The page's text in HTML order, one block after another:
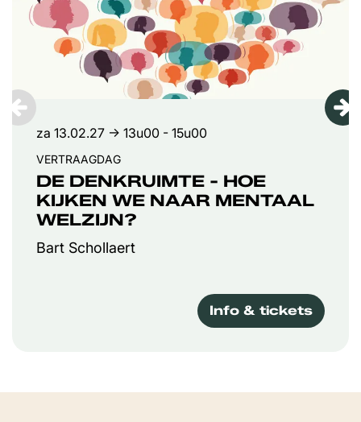
DE DENKRUIMTE - HOE
KIJKEN WE NAAR MENTAAL
WELZIJN?
Bart Schollaert
VERTRAAGDAG
za 13.02.27 → 13u00 - 15u00
Info & tickets